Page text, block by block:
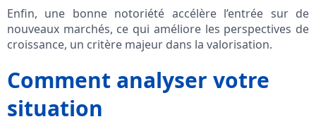
Enfin, une bonne notoriété accélère l’entrée sur de
nouveaux marchés, ce qui améliore les perspectives de
croissance, un critère majeur dans la valorisation.
Comment analyser votre
situation